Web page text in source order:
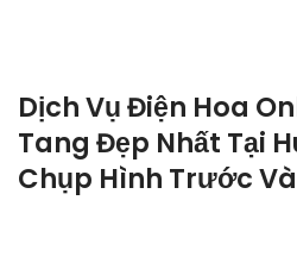
Dịch Vụ Điện Hoa
Tang Đẹp Nhất Tại
Chụp Hình Trước